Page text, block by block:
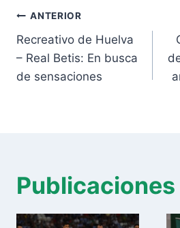
Navegación
de
entradas
ANTERIOR
Recreativo de Huelva
– Real Betis: En busca
de sensaciones